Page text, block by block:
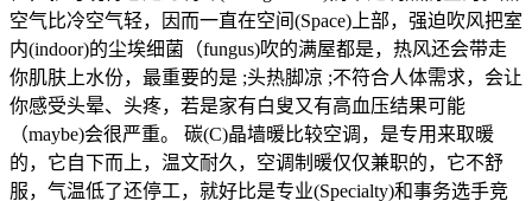
空气比冷空气轻，因而一直在空间(Space)上部，强迫吹风把室
内(indoor)的尘埃细菌（fungus)吹的满屋都是，热风还会带走
你肌肤上水份，最重要的是 ;头热脚凉 ;不符合人体需求，会让
你感受头晕、头疼，若是家有白叟又有高血压结果可能
（maybe)会很严重。 碳(C)晶墙暖比较空调，是专用来取暖
的，它自下而上，温文耐久，空调制暖仅仅兼职的，它不舒
服，气温低了还停工，就好比是专业(Specialty)和事务选手竞